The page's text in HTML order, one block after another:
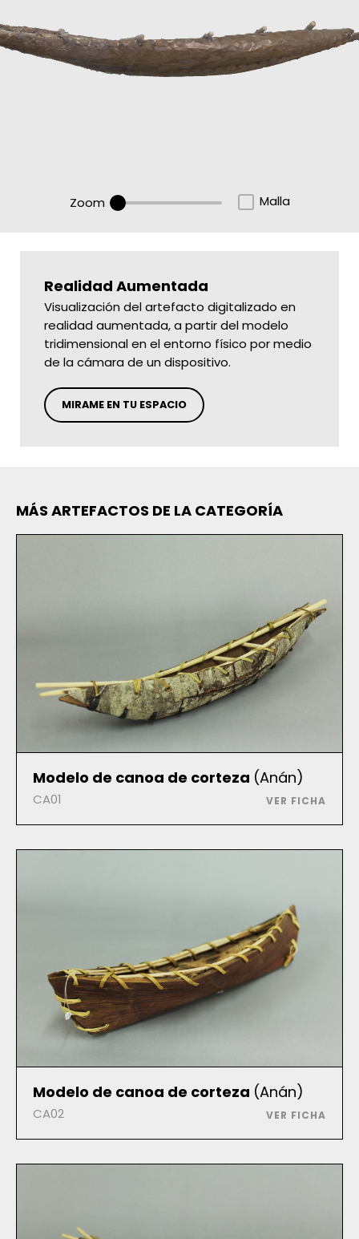
Zoom Malla
Realidad Aumentada
Visualización del artefacto digitalizado en
realidad aumentada, a partir del modelo
tridimensional en el entorno físico por medio
de la cámara de un dispositivo.
MIRAME EN TU ESPACIO
MÁS ARTEFACTOS DE LA CATEGORÍA
Modelo de canoa de corteza (Anán)
CA01 VER FICHA
Modelo de canoa de corteza (Anán)
CA02 VER FICHA